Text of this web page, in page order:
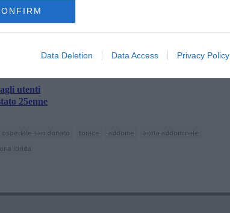
Data Deletion Data Access Privacy Policy
iscriviti alla
nella tua casella di posta.
utenti
25enne
ospedale san donato torace addome
aorta addominale
ibrida